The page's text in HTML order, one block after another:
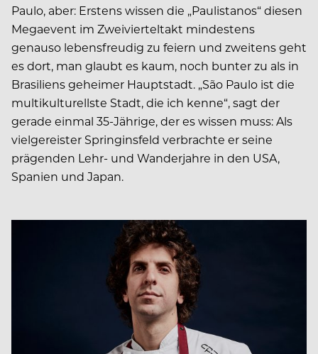
Paulo, aber: Erstens wissen die „Paulistanos“ diesen
Megaevent im Zweivierteltakt mindestens
genauso lebensfreudig zu feiern und zweitens geht
es dort, man glaubt es kaum, noch bunter zu als in
Brasiliens geheimer Hauptstadt. „São Paulo ist die
multikulturellste Stadt, die ich kenne“, sagt der
gerade einmal 35-Jährige, der es wissen muss: Als
vielgereister Springinsfeld verbrachte er seine
prägenden Lehr- und Wanderjahre in den USA,
Spanien und Japan.